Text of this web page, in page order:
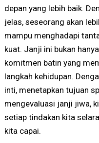
depan yang lebih baik.
jelas, seseorang akan
mampu menghadapi
kuat. Janji ini bukan
komitmen batin yang
langkah kehidupan.
inti, menetapkan tujuan
mengevaluasi janji jiwa,
setiap tindakan kita
kita capai.